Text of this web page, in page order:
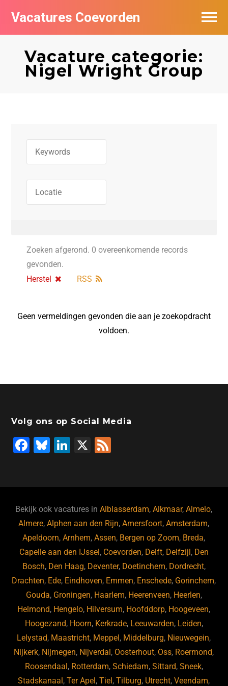
Vacatures Coevorden
Vacature categorie:
Nigel Wright Group
Zoeken afgerond. 0 overeenkomende records
gevonden.
Herstel
RSS
Geen vermeldingen gevonden die aan je zoekopdracht
voldoen.
Volg ons op Social Media
F
b
o
o
k
Bl
ky
Li
dI
n
X
Bekijk ook vacatures inAlblasserdam,Alkmaar,Almelo,
Almere,Alphen aan den Rijn,Amersfoort,Amsterdam,
Apeldoorn,Arnhem,Assen, Bergen op Zoom, Breda,
Capelle aan den IJssel , Coevorden, Delft, Delfzijl , Den
Bosch, Den Haag, Deventer, Doetinchem, Dordrecht,
Drachten, Ede, Eindhoven, Emmen, Enschede, Gorinchem,
Gouda, Groningen, Haarlem, Heerenveen, Heerlen,
Helmond, Hengelo, Hilversum, Hoofddorp, Hoogeveen,
Hoogezand, Hoorn, Kerkrade, Leeuwarden, Leiden,
Lelystad, Maastricht, Meppel , Middelburg, Nieuwegein,
Nijkerk, Nijmegen, Nijverdal , Oosterhout, Oss, Roermond,
Roosendaal , Rotterdam, Schiedam, Sittard, Sneek,
Stadskanaal ,Ter Apel ,Tiel ,Tilburg, Utrecht,Veendam,
Vacatures per bedrijf
Populair